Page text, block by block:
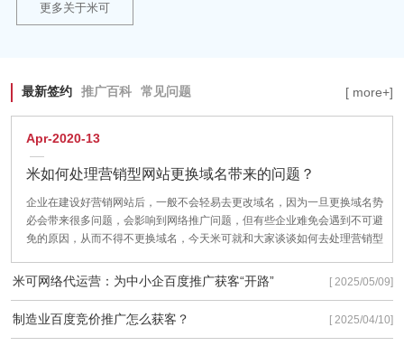
更多关于米可
最新签约 推广百科 常见问题 [ more+]
Apr-2020-13
米如何处理营销型网站更换域名带来的问题？
企业在建设好营销网站后，一般不会轻易去更改域名，因为一旦更换域名势
必会带来很多问题，会影响到网络推广问题，但有些企业难免会遇到不可避
免的原因，从而不得不更换域名，今天米可就和大家谈谈如何去处理营销型
米可网络代运营：为中小企百度推广获客“开路” [ 2025/05/09]
制造业百度竞价推广怎么获客？ [ 2025/04/10]